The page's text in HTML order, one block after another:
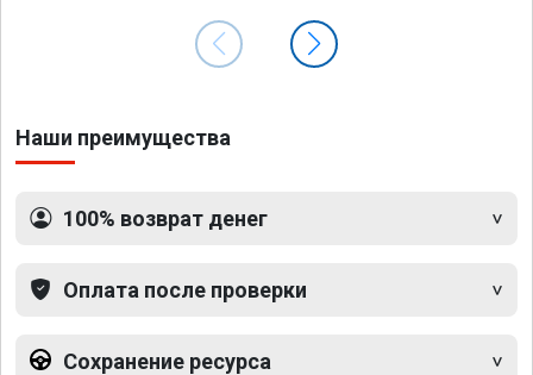
Наши преимущества
100% возврат денег
Оплата после проверки
Сохранение ресурса